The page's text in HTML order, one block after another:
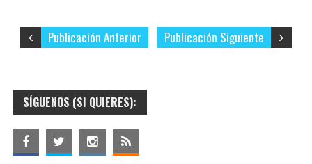
Publicación Siguiente
Publicación Anterior
SÍGUENOS (SI QUIERES):